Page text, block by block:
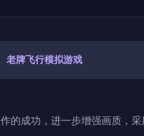
老牌飞行模拟游戏
的成功，进一步增强画质，采